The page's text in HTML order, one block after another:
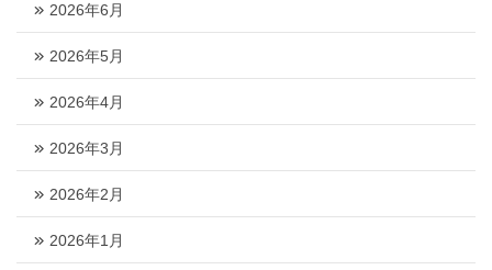
2026年6月
2026年5月
2026年4月
2026年3月
2026年2月
2026年1月